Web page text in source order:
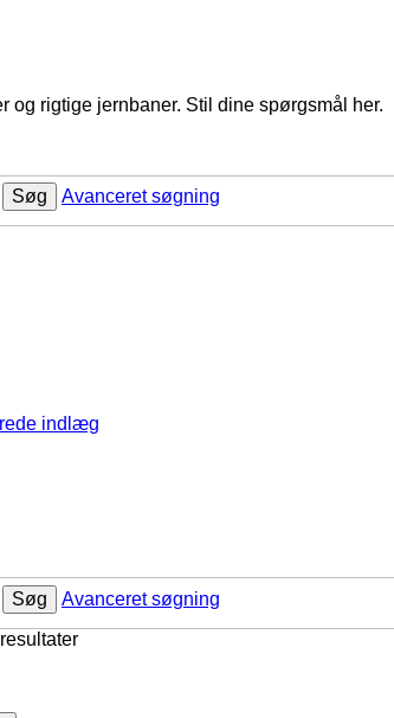
og rigtige jernbaner. Stil dine spørgsmål her.
Søg Avanceret søgning
indlæg
Søg
Avanceret søgning